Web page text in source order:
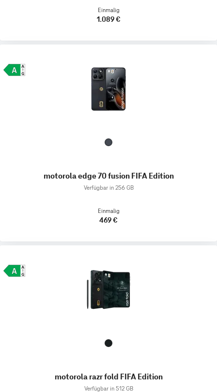
Einmalig
1.089 €
motorola edge 70 fusion FIFA Edition
Verfügbar in 256 GB
Einmalig
469 €
motorola razr fold FIFA Edition
Verfügbar in 512 GB